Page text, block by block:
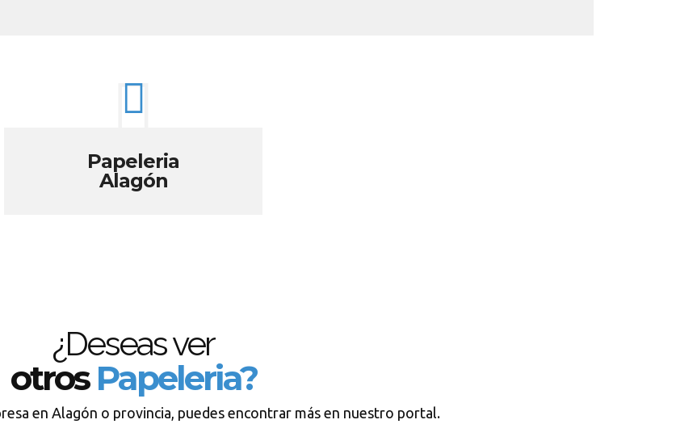
Papeleria
Alagón
¿Deseas ver
otrosPapeleria?
en Alagón o provincia, puedes encontrar más en nuestro portal.